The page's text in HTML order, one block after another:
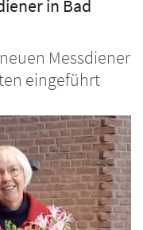
in Bad
Messdiener
eingeführt